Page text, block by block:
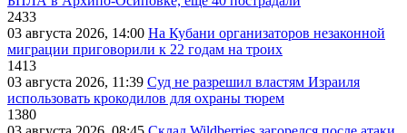
2433
03 августа 2026, 14:00 На Кубани организаторов незаконной
миграции приговорили к 22 годам на троих
1413
03 августа 2026, 11:39 Суд не разрешил властям Израиля
использовать крокодилов для охраны тюрем
1380